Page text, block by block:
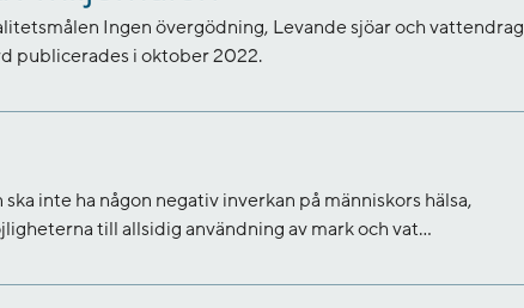
Ingen övergödning, Levande sjöar och vattendrag
publicerades i oktober 2022.
inte ha någon negativ inverkan på människors hälsa,
till allsidig användning av mark och vat...